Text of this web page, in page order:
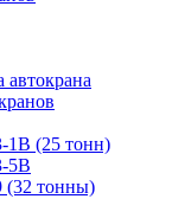
автокрана
1В (25 тонн)
5В
(32 тонны)